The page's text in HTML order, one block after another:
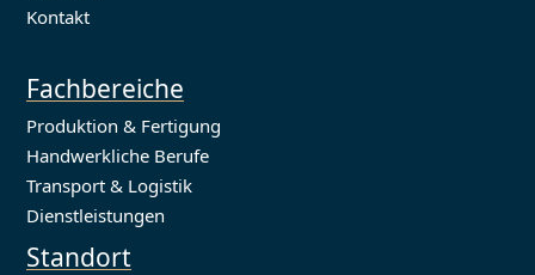
Kontakt
Fachbereiche
Produktion & Fertigung
Handwerkliche Berufe
Transport & Logistik
Dienstleistungen
Standort